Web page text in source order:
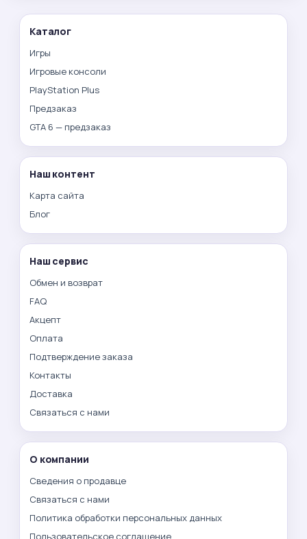
Каталог
Игры
Игровые консоли
PlayStation Plus
Предзаказ
GTA 6 — предзаказ
Наш контент
Карта сайта
Блог
Наш сервис
Обмен и возврат
FAQ
Акцепт
Оплата
Подтверждение заказа
Контакты
Доставка
Связаться с нами
О компании
Сведения о продавце
Связаться с нами
Политика обработки персональных данных
Пользовательское соглашение